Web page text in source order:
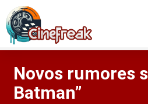
Novos rumores
Batman”